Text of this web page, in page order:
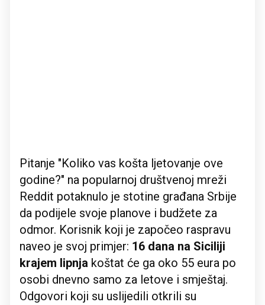
Pitanje "Koliko vas košta ljetovanje ove
godine?" na popularnoj društvenoj mreži
Reddit potaknulo je stotine građana Srbije
da podijele svoje planove i budžete za
odmor. Korisnik koji je započeo raspravu
naveo je svoj primjer: 16 dana na Siciliji
krajem lipnja koštat će ga oko 55 eura po
osobi dnevno samo za letove i smještaj.
Odgovori koji su uslijedili otkrili su